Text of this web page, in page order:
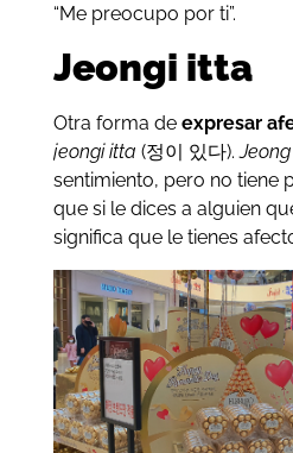
“Me preocupo por ti”.
Jeongi itta
Otra forma de expresar
jeongi itta (정이 있다).Jeong
sentimiento, pero no tiene
que si le dices a alguien
significa que le tienes